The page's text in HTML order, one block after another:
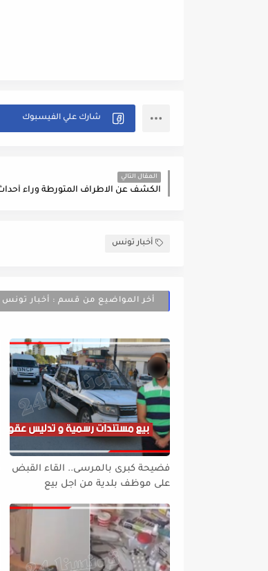
المقال التالي
أخبار تونس
أخر المواضيع من قسم : أخبار تونس
فضيحة كبرى بالمرسى.. القاء القبض
على موظف بلدية من اجل بيع